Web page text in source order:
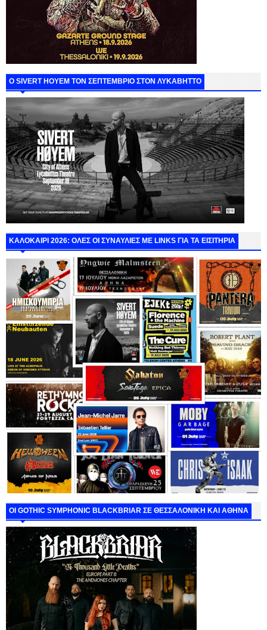
Ο SIVERT HOYEM ΤΟΝ ΣΕΠΤΕΜΒΡΙΟ ΣΤΟΝ ΛΥΚΑΒΗΤΤΟ
ΚΑΛΟΚΑΙΡΙ 2026: ΟΛΕΣ ΟΙ ΣΥΝΑΥΛΙΕΣ ΜΕ LINKS ΓΙΑ ΤΑ ΕΙΣΙΤΗΡΙΑ
ΟΙ GOTHIC SYMPHONIC BLACKBRIAR ΣΕ ΘΕΣΣΑΛΟΝΙΚΗ ΚΑΙ ΑΘΗΝΑ